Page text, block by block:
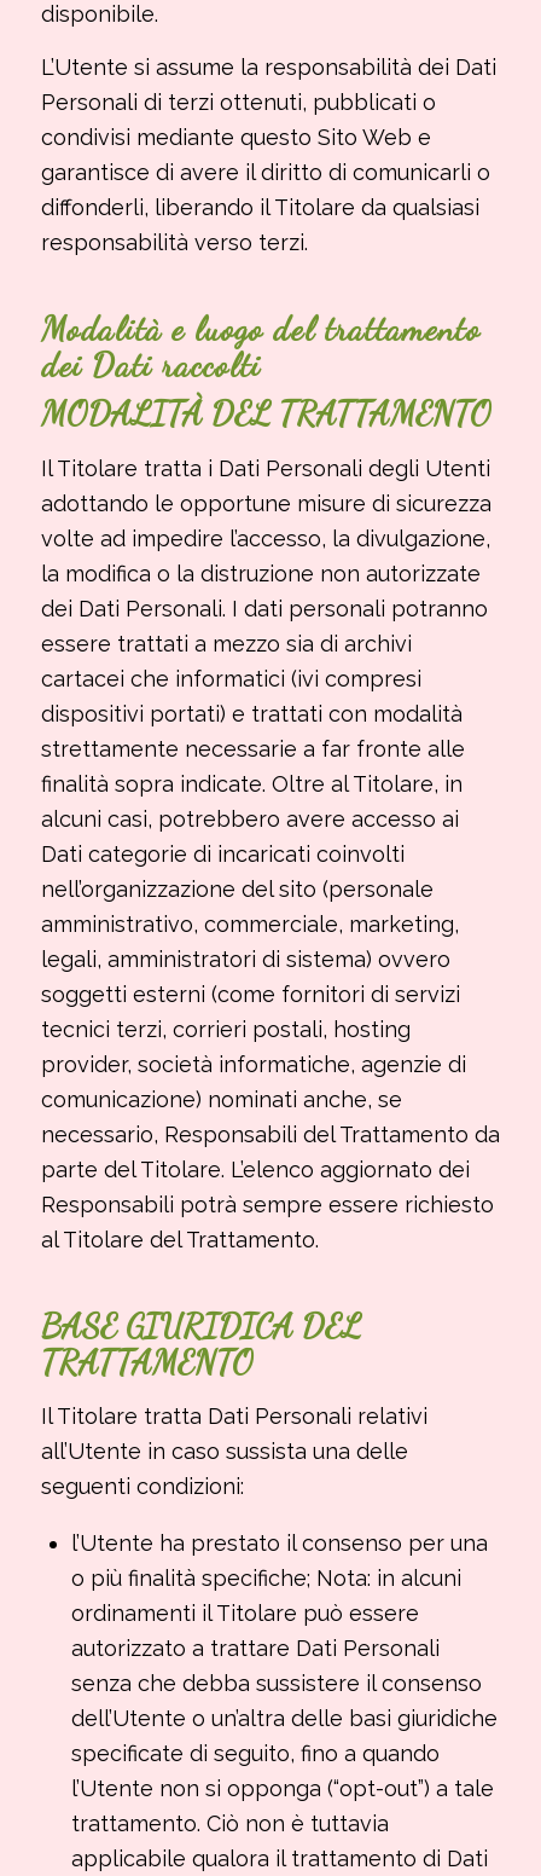
disponibile.
L’Utente si assume la responsabilità dei Dati
Personali di terzi ottenuti, pubblicati o
condivisi mediante questo Sito Web e
garantisce di avere il diritto di comunicarli o
diffonderli, liberando il Titolare da qualsiasi
responsabilità verso terzi.
Modalità e luogo del trattamento
dei Dati raccolti
MODALITÀ DEL TRATTAMENTO
Il Titolare tratta i Dati Personali degli Utenti
adottando le opportune misure di sicurezza
volte ad impedire l’accesso, la divulgazione,
la modifica o la distruzione non autorizzate
dei Dati Personali. I dati personali potranno
essere trattati a mezzo sia di archivi
cartacei che informatici (ivi compresi
dispositivi portati) e trattati con modalità
strettamente necessarie a far fronte alle
finalità sopra indicate. Oltre al Titolare, in
alcuni casi, potrebbero avere accesso ai
Dati categorie di incaricati coinvolti
nell’organizzazione del sito (personale
amministrativo, commerciale, marketing,
legali, amministratori di sistema) ovvero
soggetti esterni (come fornitori di servizi
tecnici terzi, corrieri postali, hosting
provider, società informatiche, agenzie di
comunicazione) nominati anche, se
necessario, Responsabili del Trattamento da
parte del Titolare. L’elenco aggiornato dei
Responsabili potrà sempre essere richiesto
al Titolare del Trattamento.
BASE GIURIDICA DEL
TRATTAMENTO
Il Titolare tratta Dati Personali relativi
all’Utente in caso sussista una delle
seguenti condizioni:
l’Utente ha prestato il consenso per una
o più finalità specifiche; Nota: in alcuni
ordinamenti il Titolare può essere
autorizzato a trattare Dati Personali
senza che debba sussistere il consenso
dell’Utente o un’altra delle basi giuridiche
specificate di seguito, fino a quando
l’Utente non si opponga (“opt-out”) a tale
trattamento. Ciò non è tuttavia
applicabile qualora il trattamento di Dati